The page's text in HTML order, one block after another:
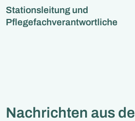
Stationsleitung und
Pflegefachverantwortliche
Nachrichten aus